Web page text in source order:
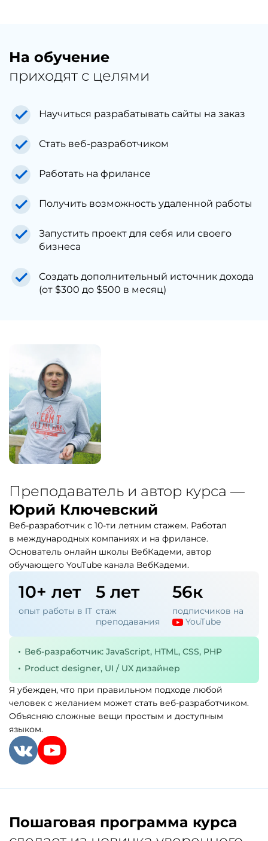
На обучение
приходят с целями
Научиться разрабатывать сайты на заказ
Стать веб-разработчиком
Работать на фрилансе
Получить возможность удаленной работы
Запустить проект для себя или своего
бизнеса
Создать дополнительный источник дохода
(от $300 до $500 в месяц)
Преподаватель и автор курса —
Юрий Ключевский
Веб-разработчик с 10-ти летним стажем. Работал
в международных компаниях и на фрилансе.
Основатель онлайн школы ВебКадеми, автор
обучающего YouTube канала ВебКадеми.
10+ лет
опыт работы в IT
5 лет
стаж
преподавания
56к
подписчиков на
YouTube
Веб-разработчик: JavaScript, HTML, CSS, PHP
Product designer, UI / UX дизайнер
Я убежден, что при правильном подходе любой
человек с желанием может стать веб-разработчиком.
Объясняю сложные вещи простым и доступным
языком.
Пошаговая программа курса